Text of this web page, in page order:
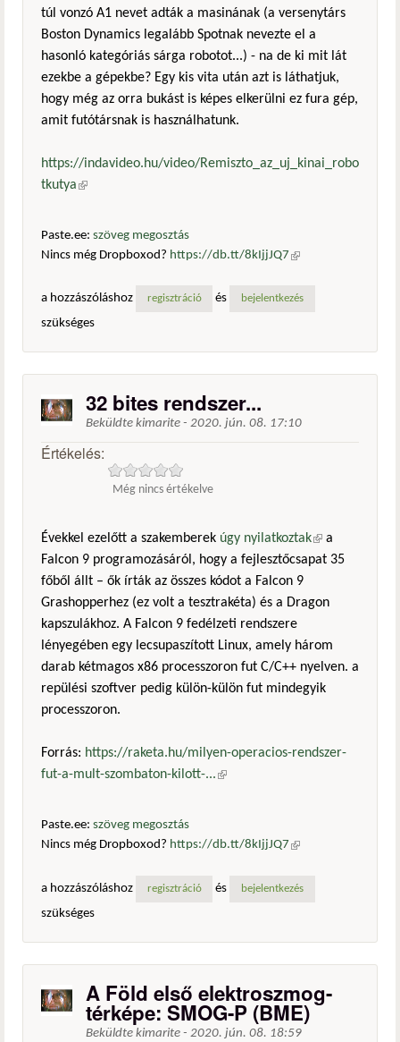
túl vonzó A1 nevet adták a masinának (a versenytárs
Boston Dynamics legalább Spotnak nevezte el a
hasonló kategóriás sárga robotot...) - na de ki mit lát
ezekbe a gépekbe? Egy kis vita után azt is láthatjuk,
hogy még az orra bukást is képes elkerülni ez fura gép,
amit futótársnak is használhatunk.
https://indavideo.hu/video/Remiszto_az_uj_kinai_robo
tkutya(külső hivatkozás)
Paste.ee: szöveg megosztás
Nincs még Dropboxod? https://db.tt/8kIjjJQ7 (külső
a hozzászóláshoz
regisztráció és bejelentkezés
szükséges
32 bites rendszer...
Beküldte kimarite - 2020. jún. 08. 17:10
Értékelés:
Még nincs értékelve
Évekkel ezelőtt a szakemberek úgy nyilatkoztak(külső
hivatkozás)
a
Falcon 9 programozásáról, hogy a fejlesztőcsapat 35
főből állt – ők írták az összes kódot a Falcon 9
Grashopperhez (ez volt a tesztrakéta) és a Dragon
kapszulákhoz. A Falcon 9 fedélzeti rendszere
lényegében egy lecsupaszított Linux, amely három
darab kétmagos x86 processzoron fut C/C++ nyelven. a
repülési szoftver pedig külön-külön fut mindegyik
processzoron.
Forrás: https://raketa.hu/milyen-operacios-rendszer-
fut-a-mult-szombaton-kilott-...(külső hivatkozás)
Paste.ee: szöveg megosztás
Nincs még Dropboxod? https://db.tt/8kIjjJQ7 (külső
a hozzászóláshoz
regisztráció és bejelentkezés
szükséges
A Föld első elektroszmog-
térképe: SMOG-P (BME)
Beküldte kimarite - 2020. jún. 08. 18:59